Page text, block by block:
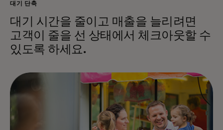
대기 단축
대기 시간을 줄이고 매출을 늘리려면
고객이 줄을 선 상태에서 체크아웃할 수
있도록 하세요.